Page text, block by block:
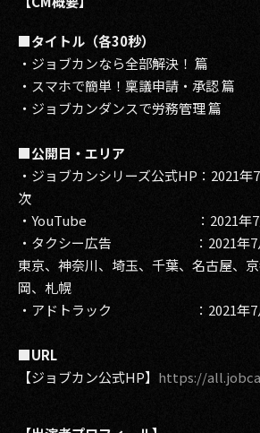
■タイトル（各30秒）
・ジョブカンなら全部解決！ 篇
・スマホで簡単！稟議申請・承認 篇
・ジョブカンダンスで労務管理 篇
■公開日・エリア
・ジョブカンシリーズ公式HP：2021年
次
・YouTube ：2021年7月1
・タクシー広告 ：2021年7月5
東京、神奈川、埼玉、千葉、名古屋、
岡、札幌
・アドトラック ：2021年7月1
■URL
【ジョブカン公式HP】 https://